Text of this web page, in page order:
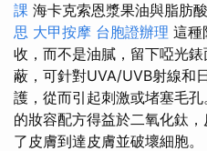
課 海卡克索恩漿果油與脂肪
思 大甲按摩 台胞證辦理 這種
收，而不是油膩，留下啞光
蔽，可針對UVA/UVB射線和
護，從而引起刺激或堵塞毛孔
的妝容配方得益於二氧化鈦
了皮膚到達皮膚並破壞細胞。